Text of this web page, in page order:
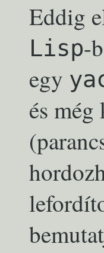
Eddig
Lisp-
egy
és